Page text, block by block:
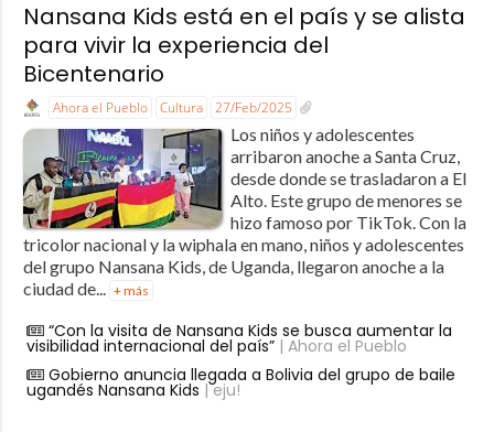
Nansana Kids está en el país y se alista
para vivir la experiencia del
Bicentenario
Ahora el Pueblo Cultura 27/Feb/2025
Los niños y adolescentes
arribaron anoche a Santa Cruz,
desde donde se trasladaron a El
Alto. Este grupo de menores se
hizo famoso por TikTok. Con la
tricolor nacional y la wiphala en mano, niños y adolescentes
del grupo Nansana Kids, de Uganda, llegaron anoche a la
ciudad de... + más
“Con la visita de Nansana Kids se busca aumentar la
visibilidad internacional del país”| Ahora el Pueblo
Gobierno anuncia llegada a Bolivia del grupo de baile
ugandés Nansana Kids | eju!